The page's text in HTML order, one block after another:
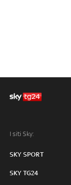
I siti Sky:
SKY SPORT
SKY TG24